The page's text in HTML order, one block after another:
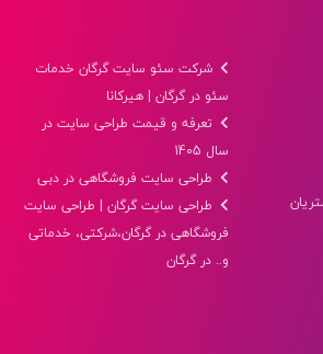
شرکت سئو سایت گرگان خدمات
سئو در گرگان | هیرکانا
تعرفه و قیمت طراحی سایت در
سال 1405
طراحی سایت فروشگاهی در دبی
طراحی سایت گرگان | طراحی سایت
فروشگاهی در گرگان،شرکتی، خدماتی
و.. در گرگان